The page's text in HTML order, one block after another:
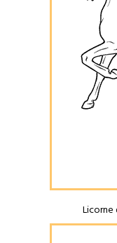
Licorne